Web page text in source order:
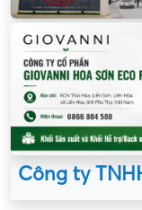
Công ty